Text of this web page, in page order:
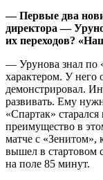
— Первые два
директора —
их переходов?
— Урунова знал по
характером. У него
демонстрировал.
развивать. Ему
«Спартак»
преимущество в
матче с «Зенитом»,
вышел в стартовом
на поле 85 минут.